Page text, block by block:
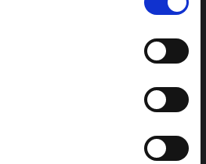
السياق العام الذي تعمل فيه جهات...